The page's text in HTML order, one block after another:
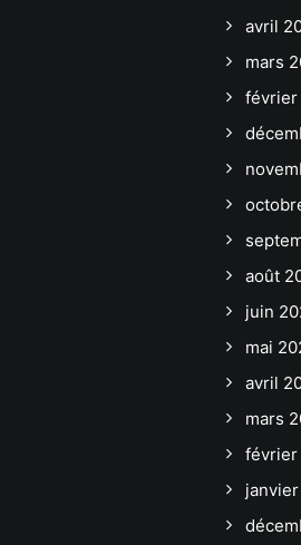
avril
mars
février
août
juin
mai
avril
mars
février